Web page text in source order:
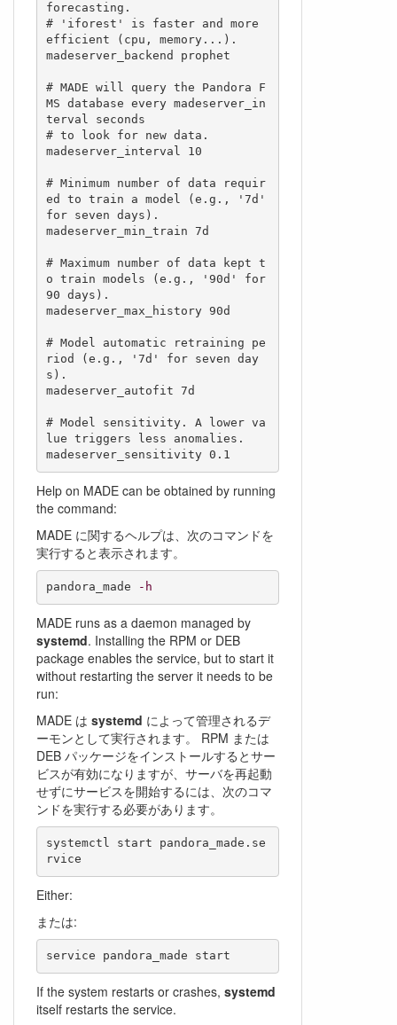
forecasting.
# 'iforest' is faster and more
efficient (cpu, memory...).
madeserver_backend prophet
# MADE will query the Pandora F
MS database every madeserver_in
terval seconds
# to look for new data.
madeserver_interval 10
# Minimum number of data requir
ed to train a model (e.g., '7d'
for seven days).
madeserver_min_train 7d
# Maximum number of data kept t
o train models (e.g., '90d' for
90 days).
madeserver_max_history 90d
# Model automatic retraining pe
riod (e.g., '7d' for seven day
s).
madeserver_autofit 7d
# Model sensitivity. A lower va
lue triggers less anomalies.
Help on MADE can be obtained by running
the command:
MADE に関するヘルプは、次のコマンドを
実行すると表示されます。
pandora_made -h
MADE runs as a daemon managed by
systemd. Installing the RPM or DEB
package enables the service, but to start it
without restarting the server it needs to be
run:
MADE は systemd によって管理されるデ
ーモンとして実行されます。 RPM または
DEB パッケージをインストールするとサー
ビスが有効になりますが、サーバを再起動
せずにサービスを開始するには、次のコマ
ンドを実行する必要があります。
systemctl start pandora_made.se
rvice
Either:
または:
service pandora_made start
If the system restarts or crashes, systemd
itself restarts the service.